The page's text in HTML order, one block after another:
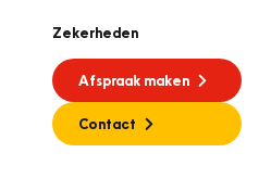
Zekerheden
Afspraak maken
Contact